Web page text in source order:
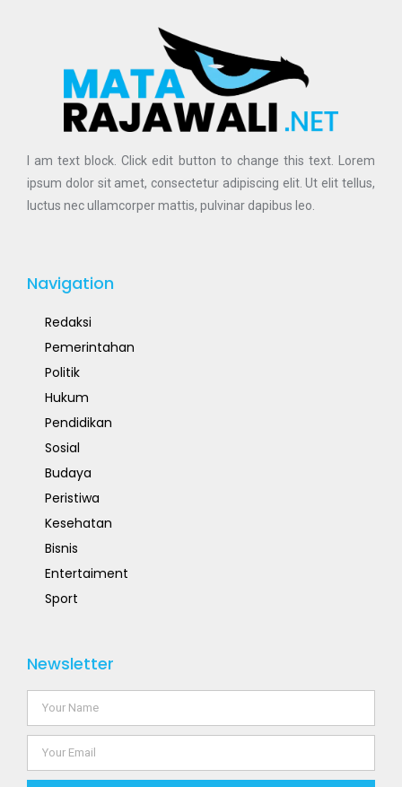
I am text block. Click edit button to change this text. Lorem
ipsum dolor sit amet, consectetur adipiscing elit. Ut elit tellus,
luctus nec ullamcorper mattis, pulvinar dapibus leo.
Navigation
Redaksi
Pemerintahan
Politik
Hukum
Pendidikan
Sosial
Budaya
Peristiwa
Kesehatan
Bisnis
Entertaiment
Sport
Newsletter